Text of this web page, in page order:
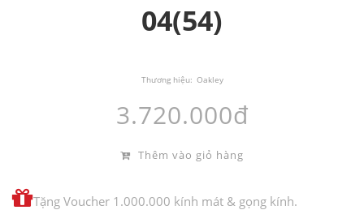
04(54)
Thương hiệu: Oakley
3.720.000đ
Thêm vào giỏ hàng
Tặng Voucher 1.000.000 kính mát & gọng kính.